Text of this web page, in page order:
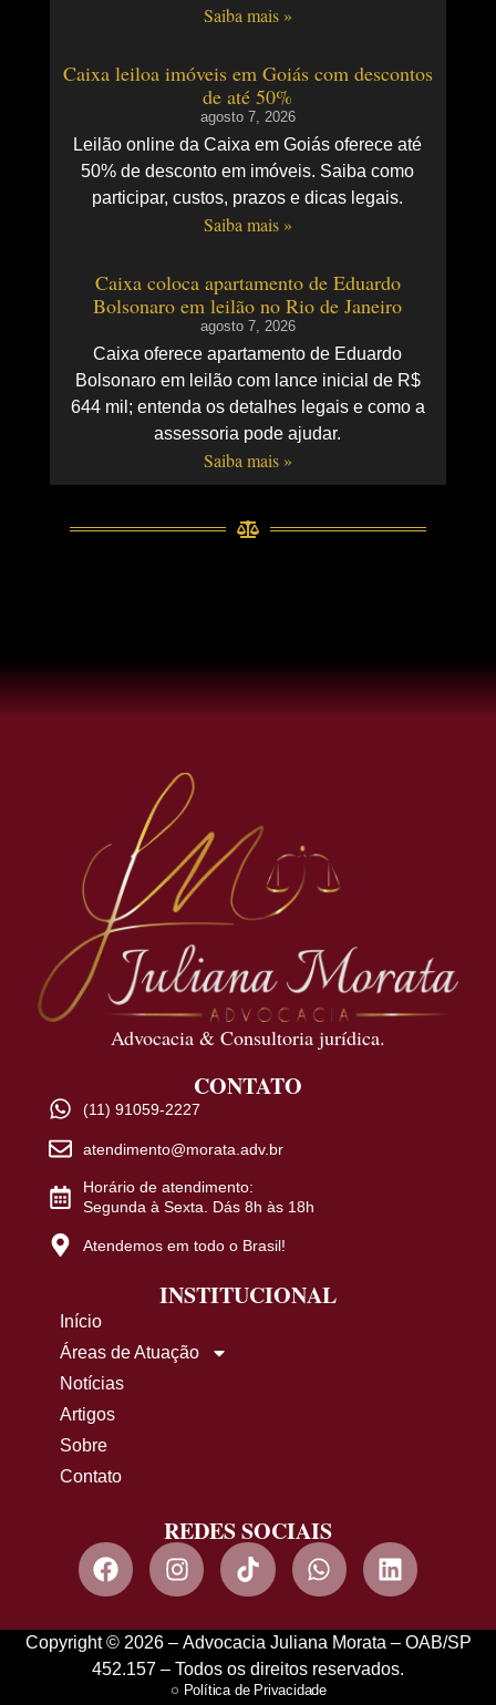
Saiba mais »
Caixa leiloa imóveis em Goiás com descontos
de até 50%
agosto 7, 2026
Leilão online da Caixa em Goiás oferece até
50% de desconto em imóveis. Saiba como
participar, custos, prazos e dicas legais.
Saiba mais »
Caixa coloca apartamento de Eduardo
Bolsonaro em leilão no Rio de Janeiro
agosto 7, 2026
Caixa oferece apartamento de Eduardo
Bolsonaro em leilão com lance inicial de R$
644 mil; entenda os detalhes legais e como a
assessoria pode ajudar.
Saiba mais »
Advocacia & Consultoria jurídica.
CONTATO
(11) 91059-2227
atendimento@morata.adv.br
Horário de atendimento:
Segunda à Sexta. Dás 8h às 18h
Atendemos em todo o Brasil!
INSTITUCIONAL
Início
Áreas de Atuação
Notícias
Artigos
Sobre
Contato
REDES SOCIAIS
Copyright © 2026 – Advocacia Juliana Morata – OAB/SP
452.157 – Todos os direitos reservados.
Política de Privacidade